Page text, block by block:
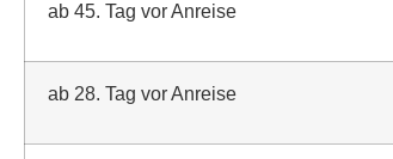
ab 45. Tag vor Anreise
ab 28. Tag vor Anreise